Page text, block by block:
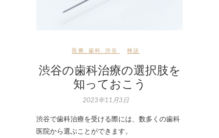
医療 歯科 渋谷 検診
渋谷の歯科治療の選択肢を
知っておこう
2023年11月3日
渋谷で歯科治療を受ける際には、数多くの歯科
医院から選ぶことができます。